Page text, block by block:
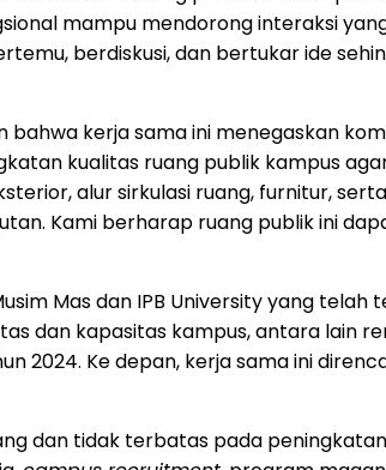
mampu mendorong interaksi
berdiskusi, dan bertukar ide
bahwa kerja sama ini menegaskan
kualitas ruang publik kampus
alur sirkulasi ruang, furnitur,
Kami berharap ruang publik ini
Mas dan IPB University yang telah
dan kapasitas kampus, antara lain
2024. Ke depan, kerja sama ini
dan tidak terbatas pada